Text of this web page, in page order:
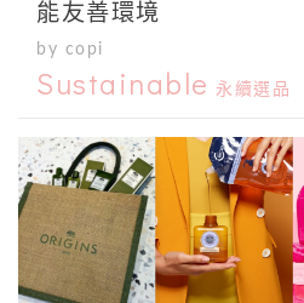
能友善環境
by copi
Sustainable 永續選品